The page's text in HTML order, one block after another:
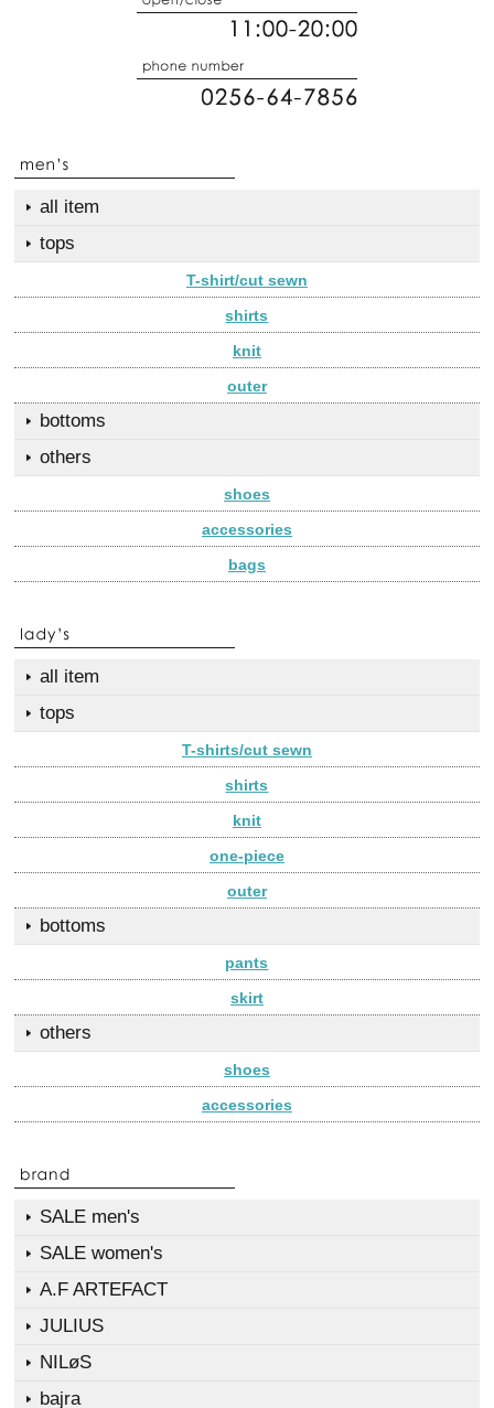
all item
tops
T-shirt/cut sewn
shirts
knit
outer
bottoms
others
shoes
accessories
bags
all item
tops
T-shirts/cut sewn
shirts
knit
one-piece
outer
bottoms
pants
skirt
others
shoes
accessories
SALE men's
SALE women's
A.F ARTEFACT
JULIUS
NILøS
bajra